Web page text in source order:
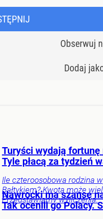
Obserwuj
Dodaj
Turyści wydają fortunę
Tyle płacą za tydzień
Ile czteroosobowa rodzina
Bałtykiem? Kwota może
Przedstawiamy wyliczenia.
Nawrocki ma szansę
Tak ocenili go Polacy.